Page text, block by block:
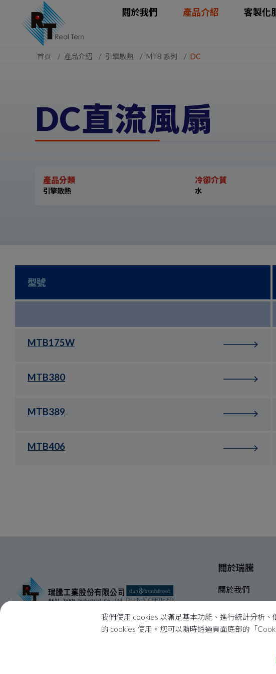
關於我們 產品介紹 客製化
首頁 產品介紹 引擎散熱 MTB 系列 DC
DC直流風扇
產品分類
引擎散熱
冷卻介質
水
型號
MTB175W
MTB380
MTB389
MTB406
關於瑞騰
關於我們
常見問題
Cookie管理面板
我們使用 cookies 以滿足基本功能、進行統計分析
的 cookies 使用。您可以隨時透過頁面底部的「